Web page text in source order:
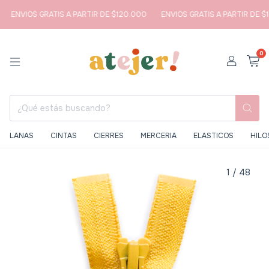
ENVIOS GRATIS A PARTIR DE $120.000 ENVIOS GRATIS A PARTIR DE
0
LANAS CINTAS CIERRES MERCERIA ELASTICOS
1 / 48